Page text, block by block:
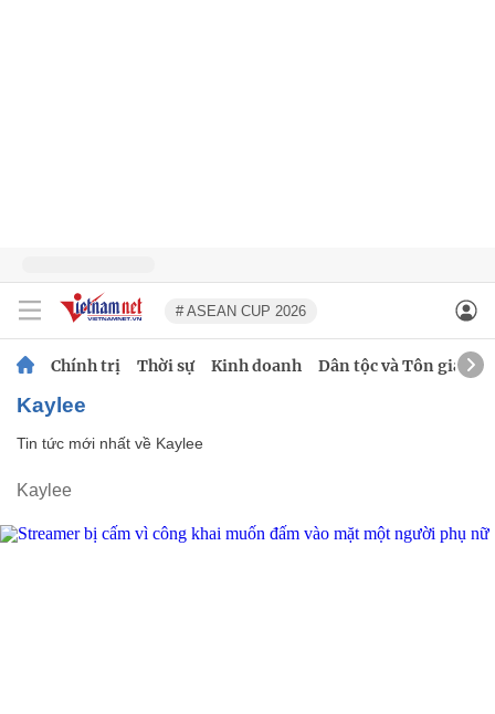
# ASEAN CUP 2026
Chính trị Thời sự Kinh doanh Dân tộc và Tôn giáo
Kaylee
Tin tức mới nhất về Kaylee
Kaylee